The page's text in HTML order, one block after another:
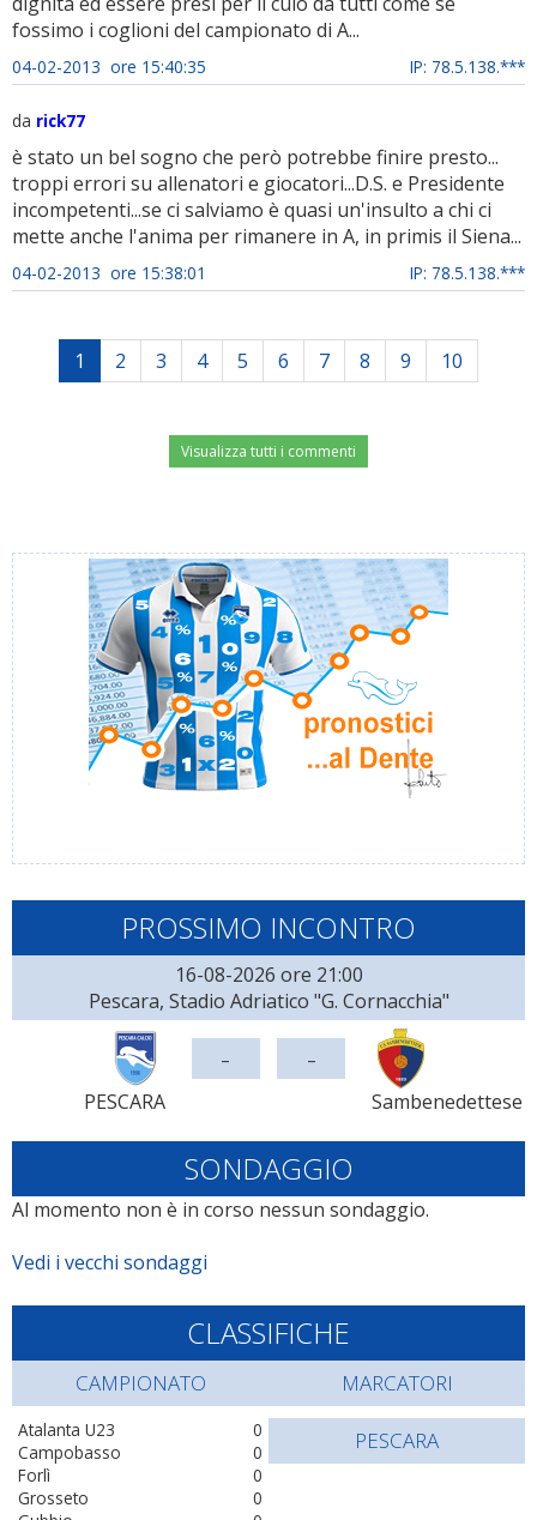
fossimo i coglioni del campionato di A...
04-02-2013 ore 15:40:35 IP: 78.5.138.***
da rick77
è stato un bel sogno che però potrebbe finire presto...
troppi errori su allenatori e giocatori...D.S. e Presidente
incompetenti...se ci salviamo è quasi un'insulto a chi ci
mette anche l'anima per rimanere in A, in primis il Siena...
04-02-2013 ore 15:38:01 IP: 78.5.138.***
1 2 3 4 5 6 7 8 9 10
Visualizza tutti i commenti
PROSSIMO INCONTRO
16-08-2026 ore 21:00
Pescara, Stadio Adriatico "G. Cornacchia"
PESCARA
- -
Sambenedettese
SONDAGGIO
Al momento non è in corso nessun sondaggio.
Vedi i vecchi sondaggi
CLASSIFICHE
CAMPIONATO
0
Atalanta U23
0
Campobasso
0
Forlì
0
Grosseto
MARCATORI
PESCARA